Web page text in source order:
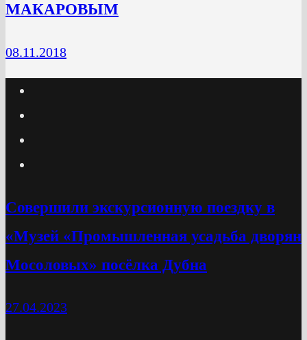
МАКАРОВЫМ
08.11.2018
Cовершили экскурсионную поездку в
«Музей «Промышленная усадьба дворян
Мосоловых» посёлка Дубна
27.04.2023